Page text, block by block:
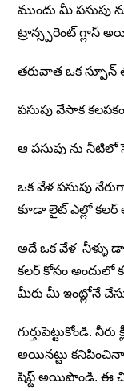
ముందు మీ పసుపు
ట్రాన్స్పరెంట్ గ్లాస్
తరువాత ఒక స్పూన్
పసుపు వేసాక
ఆ పసుపు ను నీటిలో
ఒక వేళ పసుపు
కూడా లైట్ ఎల్లో
అదే ఒక వేళ నీళ్ళు
కలర్ కోసం అందులో
మీరు మీ ఇంట్లోనే
గుర్తుపెట్టుకోండి.
అయినట్టు కనిపించినా
షిఫ్ట్ అయిపొండి. ఈ